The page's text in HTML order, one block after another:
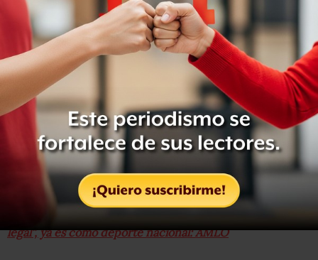
Sobre las obras en Santa Lucía reiteró que el proyecto va
pese a los amparos que lo mantienen en pausa.
legal”, ya es como deporte nacional: AMLO